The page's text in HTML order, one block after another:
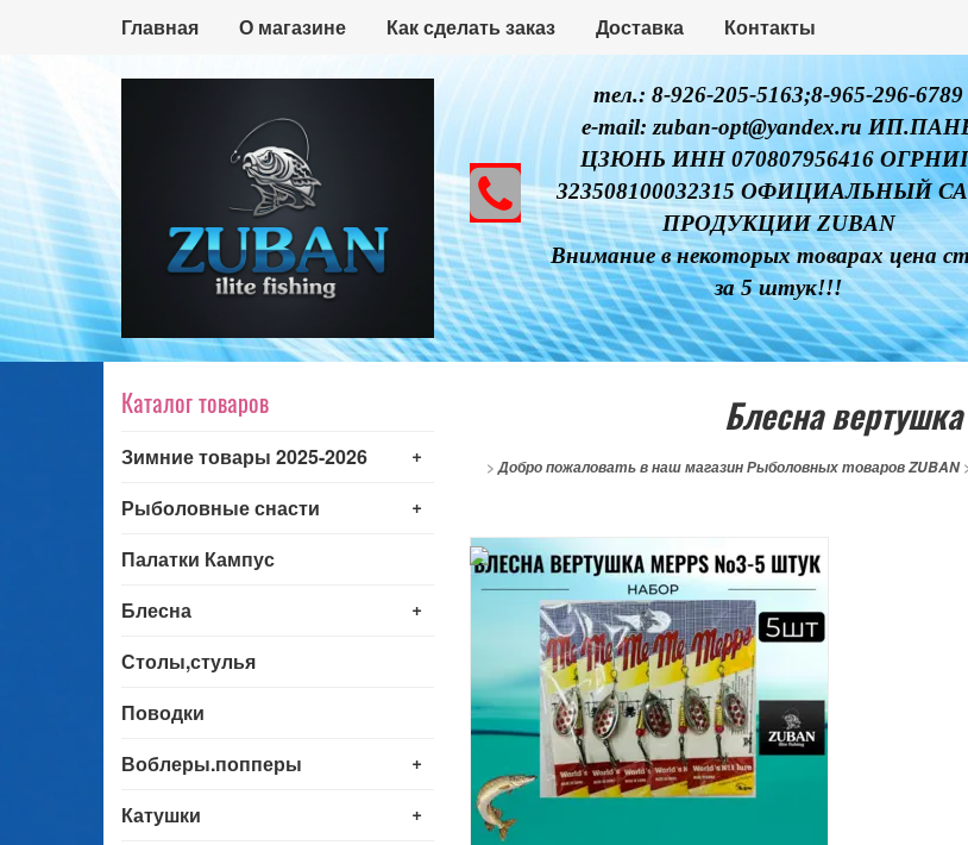
Главная О магазине Как сделать заказ Доставка Контакты
тел.: 8-926-205-5163;8-965-296-6789
e-mail: zuban-opt@yandex.ru
ЦЗЮНЬ ИНН 070807956416
323508100032315 ОФИЦИАЛЬНЫЙ
ПРОДУКЦИИ ZUBAN
Внимание в некоторых товарах цена
за 5 штук!!!
Каталог товаров
+
Зимние товары 2025-2026
+
Рыболовные снасти
Палатки Кампус
+
Блесна
Столы,стулья
Поводки
+
Воблеры.попперы
+
Катушки
Блесна
>Добро пожаловать в наш магазин Рыболовных товаров ZUBAN